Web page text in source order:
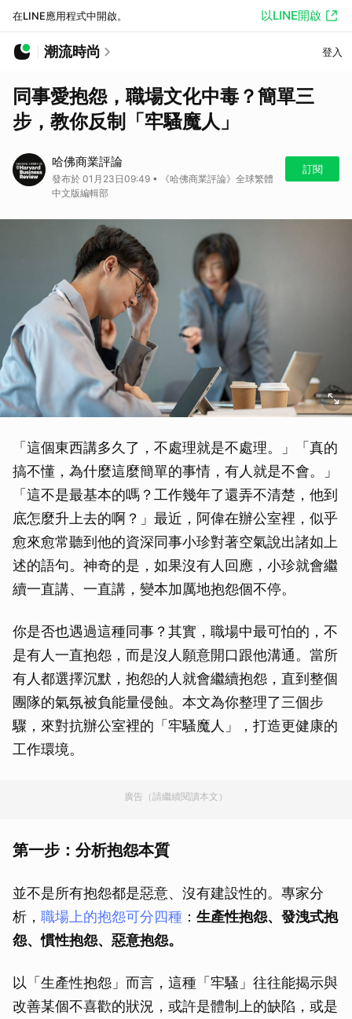
在LINE應用程式中開啟。 以LINE開啟
潮流時尚 登入
同事愛抱怨，職場文化中毒？簡單三
步，教你反制「牢騷魔人」
哈佛商業評論
發布於 01月23日09:49 • 《哈佛商業評論》全球繁體
中文版編輯部
訂閱
「這個東西講多久了，不處理就是不處理。」「真的
搞不懂，為什麼這麼簡單的事情，有人就是不會。」
「這不是最基本的嗎？工作幾年了還弄不清楚，他到
底怎麼升上去的啊？」最近，阿偉在辦公室裡，似乎
愈來愈常聽到他的資深同事小珍對著空氣說出諸如上
述的語句。神奇的是，如果沒有人回應，小珍就會繼
續一直講、一直講，變本加厲地抱怨個不停。
你是否也遇過這種同事？其實，職場中最可怕的，不
是有人一直抱怨，而是沒人願意開口跟他溝通。當所
有人都選擇沉默，抱怨的人就會繼續抱怨，直到整個
團隊的氣氛被負能量侵蝕。本文為你整理了三個步
驟，來對抗辦公室裡的「牢騷魔人」，打造更健康的
工作環境。
廣告（請繼續閱讀本文）
第一步：分析抱怨本質
並不是所有抱怨都是惡意、沒有建設性的。專家分
析， 職場上的抱怨可分四種 ： 生產性抱怨、發洩式抱
怨、慣性抱怨、惡意抱怨。
以「生產性抱怨」而言，這種「牢騷」往往能揭示與
改善某個不喜歡的狀況，或許是體制上的缺陷，或是